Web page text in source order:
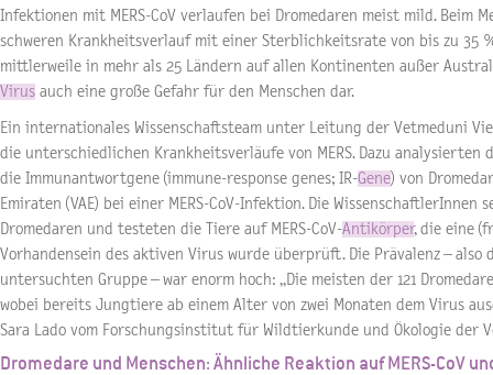
Infektionen mit MERS-CoV verlaufen bei Dromedaren meist mild. Beim
schweren Krankheitsverlauf mit einer Sterblichkeitsrate von bis zu 35
mittlerweile in mehr als 25 Ländern auf allen Kontinenten außer
Virus auch eine große Gefahr für den Menschen dar.
Ein internationales Wissenschaftsteam unter Leitung der Vetmeduni
die unterschiedlichen Krankheitsverläufe von MERS. Dazu analysierten
die Immunantwortgene (immune-response genes; IR-Gene) von
Emiraten (VAE) bei einer MERS-CoV-Infektion. Die WissenschaftlerInnen
Dromedaren und testeten die Tiere auf MERS-CoV-Antikörper, die eine
Vorhandensein des aktiven Virus wurde überprüft. Die Prävalenz –
untersuchten Gruppe – war enorm hoch: „Die meisten der 121
wobei bereits Jungtiere ab einem Alter von zwei Monaten dem Virus
Sara Lado vom Forschungsinstitut für Wildtierkunde und Ökologie der
Dromedare und Menschen: Ähnliche Reaktion auf MERS-CoV